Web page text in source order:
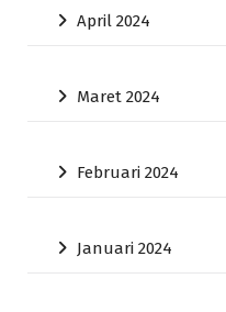
April 2024
Maret 2024
Februari 2024
Januari 2024